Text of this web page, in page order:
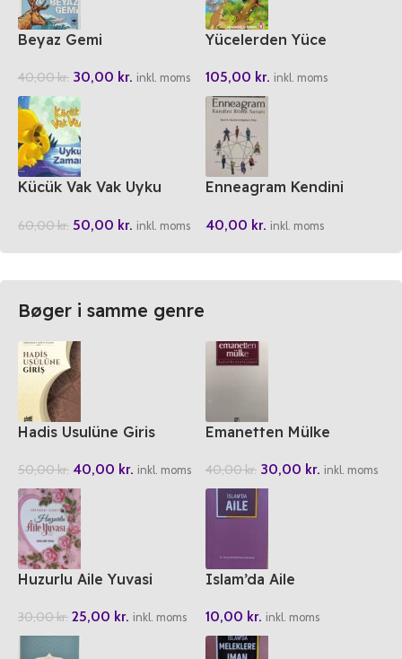
Beyaz Gemi
40,00kr. 30,00 kr. inkl. moms
Yücelerden Yüce
105,00 kr. inkl. moms
Kücük Vak Vak Uyku
60,00kr. 50,00 kr. inkl. moms
Enneagram Kendini
40,00 kr. inkl. moms
Bøger i samme genre
Hadis Usulüne Giris
50,00kr. 40,00 kr. inkl. moms
Emanetten Mülke
40,00kr. 30,00 kr. inkl. moms
Huzurlu Aile Yuvasi
30,00kr. 25,00 kr. inkl. moms
Islam’da Aile
10,00 kr. inkl. moms